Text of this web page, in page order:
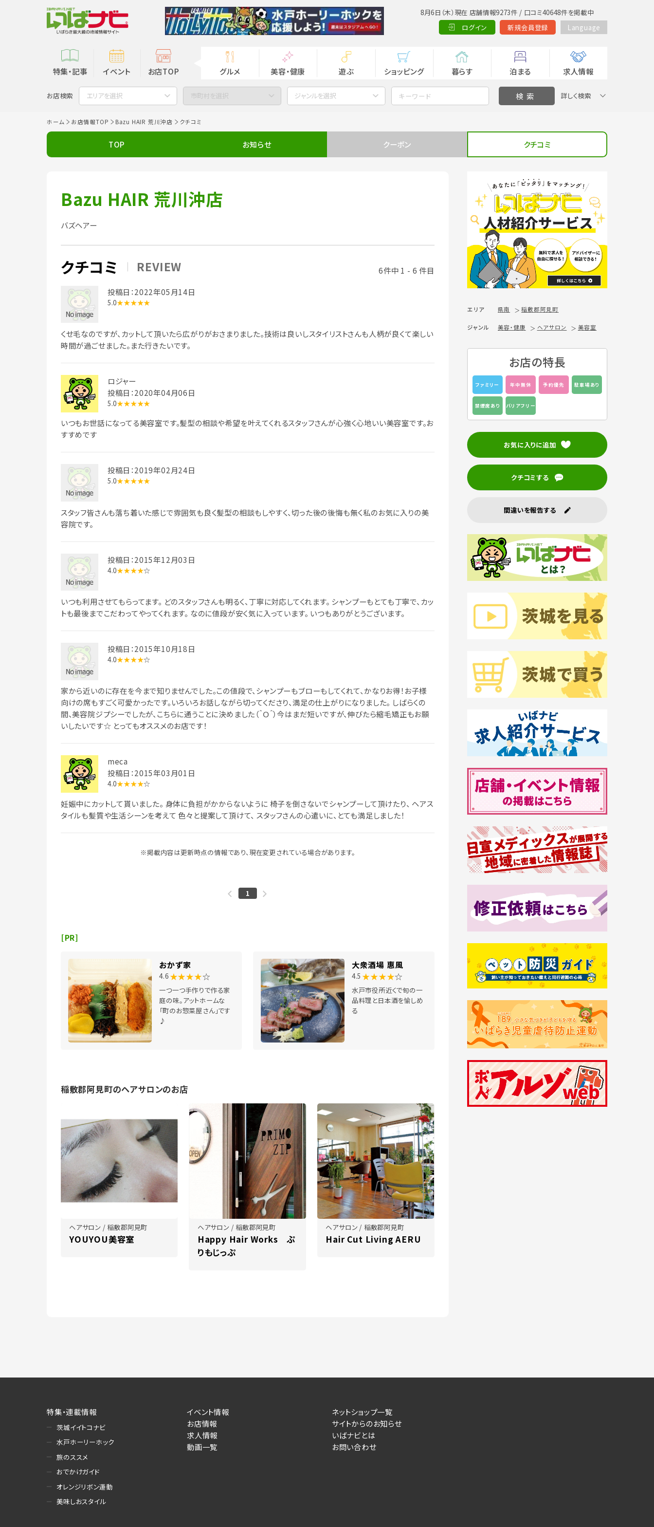
8月6日（木）現在 店舗情報9273件 / 口コミ40648件を掲載中
ログイン
新規会員登録 Language
特集・記事 イベント お店TOP グルメ 美容・健康 遊ぶ ショッピング 暮らす 泊まる 求人情報
お店検索 エリアを選択 市町村を選択 ジャンルを選択 詳しく検索
ホーム お店情報TOP Bazu HAIR 荒川沖店 クチコミ
TOP お知らせ クーポン クチコミ
Bazu HAIR 荒川沖店
バズヘアー
クチコミ REVIEW
6件中 1 - 6 件目
投稿日：2022年05月14日
5.0★★★★★
くせ毛なのですが、カットして頂いたら広がりがおさまりました。技術は良いしスタイリストさんも人柄が良くて楽しい
時間が過ごせました。また行きたいです。
ロジャー
投稿日：2020年04月06日
5.0★★★★★
いつもお世話になってる美容室です。髪型の相談や希望を叶えてくれるスタッフさんが心強く心地いい美容室です。お
すすめです
投稿日：2019年02月24日
5.0★★★★★
スタッフ皆さんも落ち着いた感じで雰囲気も良く髪型の相談もしやすく、切った後の後悔も無く私のお気に入りの美
容院です。
投稿日：2015年12月03日
4.0★★★★☆
いつも利用させてもらってます。 どのスタッフさんも明るく、丁寧に対応してくれます。 シャンプーもとても丁寧で、カッ
トも最後までこだわってやってくれます。 なのに値段が安く気に入っています。 いつもありがとうございます。
投稿日：2015年10月18日
4.0★★★★☆
家から近いのに存在を今まで知りませんでした。この値段で、シャンプーもブローもしてくれて、かなりお得！お子様
向けの席もすごく可愛かったです。いろいろお話しながら切ってくださり、満足の仕上がりになりました。 しばらくの
間、美容院ジプシーでしたが、こちらに通うことに決めました（＾Ｏ＾）今はまだ短いですが、伸びたら縮毛矯正もお願
いしたいです☆ とってもオススメのお店です！
meca
投稿日：2015年03月01日
4.0★★★★☆
妊娠中にカットして貰いました。 身体に負担がかからないように 椅子を倒さないでシャンプーして頂けたり、 ヘアス
タイルも髪質や生活シーンを考えて 色々と提案して頂けて、 スタッフさんの心遣いに、とても満足しました！
※掲載内容は更新時点の情報であり、現在変更されている場合があります。
1
[PR]
おかず家
4.6 ★★★★☆
一つ一つ手作りで作る家
庭の味。アットホームな
「町のお惣菜屋さん」です
♪
大衆酒場 惠風
4.5 ★★★★☆
水戸市役所近くで旬の一
品料理と日本酒を愉しめ
る
稲敷郡阿見町のヘアサロンのお店
ヘアサロン / 稲敷郡阿見町
YOUYOU美容室
ヘアサロン / 稲敷郡阿見町
Happy Hair Works ぷ
りもじっぷ
ヘアサロン / 稲敷郡阿見町
Hair Cut Living AERU
エリア 県南 稲敷郡阿見町
ジャンル 美容・健康 ヘアサロン 美容室
お店の特長
ファミリー 年中無休 予約優先 駐車場あり
禁煙席あり バリアフリー
お気に入りに追加
クチコミする
間違いを報告する
特集・連載情報
茨城イイトコナビ
水戸ホーリーホック
旅のススメ
おでかけガイド
オレンジリボン運動
美味しおスタイル
イベント情報
お店情報
求人情報
動画一覧
ネットショップ一覧
サイトからのお知らせ
いばナビとは
お問い合わせ